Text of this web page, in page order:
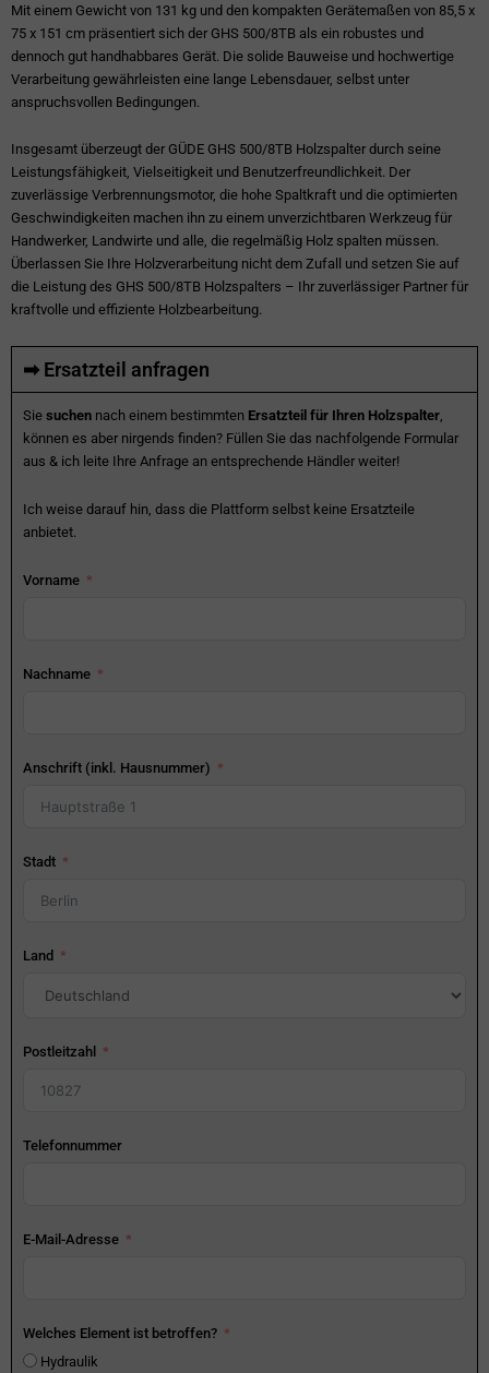
Mit einem Gewicht von 131 kg und den kompakten Gerätemaßen von 85,5 x
75 x 151 cm präsentiert sich der GHS 500/8TB als ein robustes und
dennoch gut handhabbares Gerät. Die solide Bauweise und hochwertige
Verarbeitung gewährleisten eine lange Lebensdauer, selbst unter
anspruchsvollen Bedingungen.
Insgesamt überzeugt der GÜDE GHS 500/8TB Holzspalter durch seine
Leistungsfähigkeit, Vielseitigkeit und Benutzerfreundlichkeit. Der
zuverlässige Verbrennungsmotor, die hohe Spaltkraft und die optimierten
Geschwindigkeiten machen ihn zu einem unverzichtbaren Werkzeug für
Handwerker, Landwirte und alle, die regelmäßig Holz spalten müssen.
Überlassen Sie Ihre Holzverarbeitung nicht dem Zufall und setzen Sie auf
die Leistung des GHS 500/8TB Holzspalters – Ihr zuverlässiger Partner für
kraftvolle und effiziente Holzbearbeitung.
➡ Ersatzteil anfragen
Sie suchen nach einem bestimmten Ersatzteil für Ihren Holzspalter,
können es aber nirgends finden? Füllen Sie das nachfolgende Formular
aus & ich leite Ihre Anfrage an entsprechende Händler weiter!
Ich weise darauf hin, dass die Plattform selbst keine Ersatzteile
anbietet.
Vorname
Nachname
Anschrift (inkl. Hausnummer)
Stadt
Land
Postleitzahl
Telefonnummer
E-Mail-Adresse
Welches Element ist betroffen?
Hydraulik